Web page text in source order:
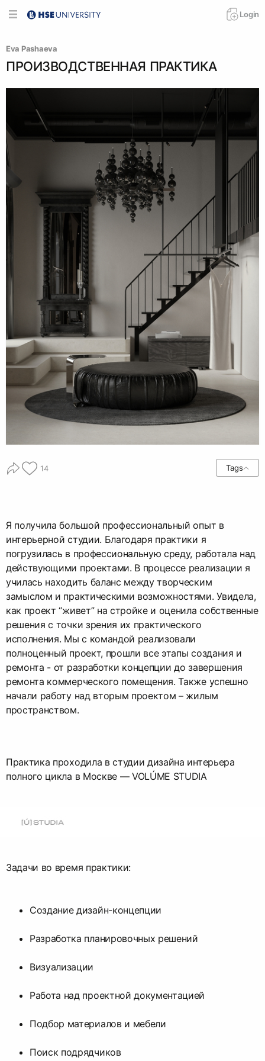
Login
Eva Pashaeva
ПРОИЗВОДСТВЕННАЯ ПРАКТИКА
14 Tags
Я получила большой профессиональный опыт в
интерьерной студии. Благодаря практики я
погрузилась в профессиональную среду, работала над
действующими проектами. В процессе реализации я
училась находить баланс между творческим
замыслом и практическими возможностями. Увидела,
как проект “живет” на стройке и оценила собственные
решения с точки зрения их практического
исполнения. Мы с командой реализовали
полноценный проект, прошли все этапы создания и
ремонта - от разработки концепции до завершения
ремонта коммерческого помещения. Также успешно
начали работу над вторым проектом – жилым
пространством.
Практика проходила в студии дизайна интерьера
полного цикла в Москве — VOLÚME STUDIA
Задачи во время практики:
Создание дизайн-концепции
Разработка планировочных решений
Визуализации
Работа над проектной документацией
Подбор материалов и мебели
Поиск подрядчиков